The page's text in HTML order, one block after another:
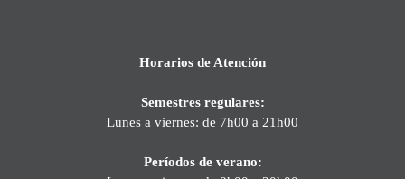
Horarios de Atención
Semestres regulares:
Lunes a viernes: de 7h00 a 21h00
Períodos de verano: